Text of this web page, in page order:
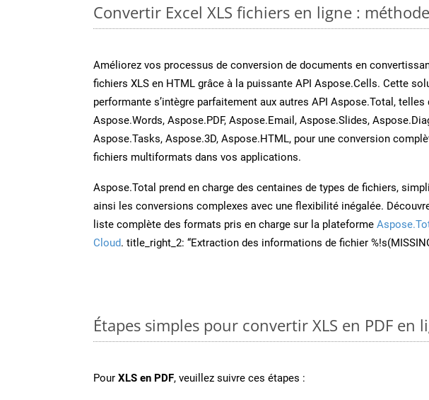
Convertir Excel XLS fichiers en ligne :
Améliorez vos processus de conversion de documents en
fichiers XLS en HTML grâce à la puissante API Aspose.Cells. Cette
performante s’intègre parfaitement aux autres API Aspose.Total, telles
Aspose.Words, Aspose.PDF, Aspose.Email, Aspose.Slides,
Aspose.Tasks, Aspose.3D, Aspose.HTML, pour une conversion
fichiers multiformats dans vos applications.
Aspose.Total prend en charge des centaines de types de fichiers,
ainsi les conversions complexes avec une flexibilité inégalée.
liste complète des formats pris en charge sur la plateforme
Cloud. title_right_2: “Extraction des informations de fichier
Étapes simples pour convertir XLS en PDF en
Pour XLS en PDF, veuillez suivre ces étapes :